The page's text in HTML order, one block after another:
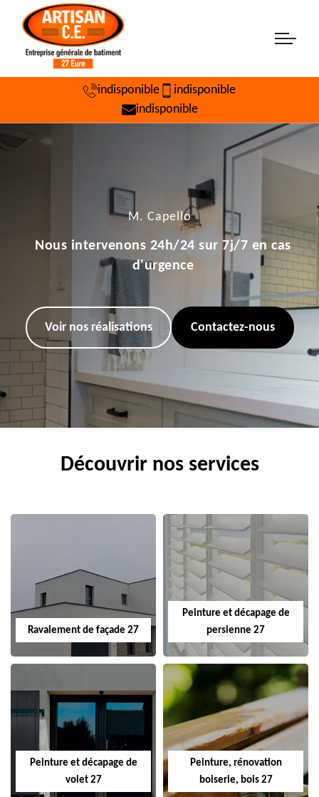
indisponible
indisponible
indisponible
M. Capello
Nous intervenons 24h/24 sur 7j/7 en cas
d'urgence
Voir nos réalisations Contactez-nous
Découvrir nos services
Ravalement de façade 27
Peinture et décapage de
persienne 27
Peinture et décapage de
volet 27
Peinture, rénovation
boiserie, bois 27